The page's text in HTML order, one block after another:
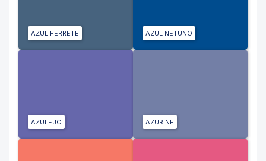
AZUL FERRETE AZUL NETUNO
AZULEJO AZURINE